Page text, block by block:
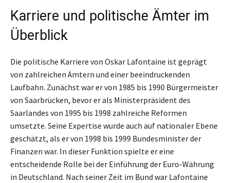
Karriere und politische Ämter im
Überblick
Die politische Karriere von Oskar Lafontaine ist geprägt
von zahlreichen Ämtern und einer beeindruckenden
Laufbahn. Zunächst war er von 1985 bis 1990 Bürgermeister
von Saarbrücken, bevor er als Ministerpräsident des
Saarlandes von 1995 bis 1998 zahlreiche Reformen
umsetzte. Seine Expertise wurde auch auf nationaler Ebene
geschätzt, als er von 1998 bis 1999 Bundesminister der
Finanzen war. In dieser Funktion spielte er eine
entscheidende Rolle bei der Einführung der Euro-Währung
in Deutschland. Nach seiner Zeit im Bund war Lafontaine